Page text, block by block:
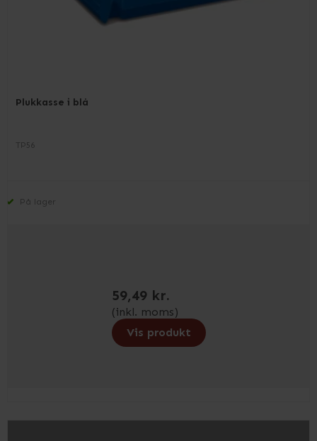
Plukkasse i blå
TP56
På lager
59,49 kr.
(inkl. moms)
Vis produkt